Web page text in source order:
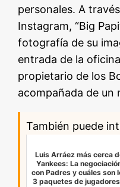
personales. A
Instagram, “Big
fotografía de su
entrada de la
propietario de los
acompañada de un
También puede
Luis Arráez más cerca
Yankees: La
con Padres y cuáles son
3 paquetes de